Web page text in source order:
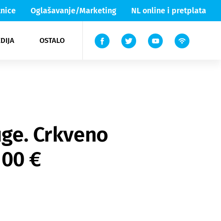
Oglašavanje/Marketing NL online i pretplata
OSTALO
Lika & Senj
TV
Crkveno
€